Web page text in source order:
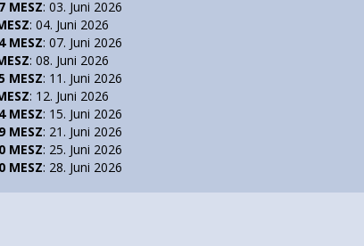
MESZ: 03. Juni 2026
: 04. Juni 2026
MESZ: 07. Juni 2026
: 08. Juni 2026
MESZ: 11. Juni 2026
: 12. Juni 2026
MESZ: 15. Juni 2026
MESZ: 21. Juni 2026
MESZ: 25. Juni 2026
MESZ: 28. Juni 2026